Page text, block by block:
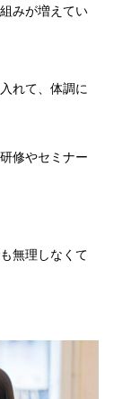
みが増えてい
れて、体調に
修やセミナー
無理しなくて